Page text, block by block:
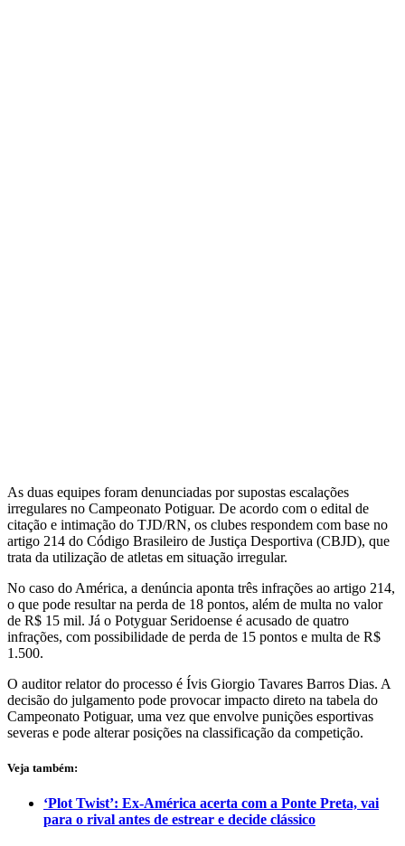
As duas equipes foram denunciadas por supostas escalações
irregulares no Campeonato Potiguar. De acordo com o edital de
citação e intimação do TJD/RN, os clubes respondem com base no
artigo 214 do Código Brasileiro de Justiça Desportiva (CBJD), que
trata da utilização de atletas em situação irregular.
No caso do América, a denúncia aponta três infrações ao artigo 214,
o que pode resultar na perda de 18 pontos, além de multa no valor
de R$ 15 mil. Já o Potyguar Seridoense é acusado de quatro
infrações, com possibilidade de perda de 15 pontos e multa de R$
1.500.
O auditor relator do processo é Ívis Giorgio Tavares Barros Dias. A
decisão do julgamento pode provocar impacto direto na tabela do
Campeonato Potiguar, uma vez que envolve punições esportivas
severas e pode alterar posições na classificação da competição.
Veja também:
‘Plot Twist’: Ex-América acerta com a Ponte Preta, vai
para o rival antes de estrear e decide clássico